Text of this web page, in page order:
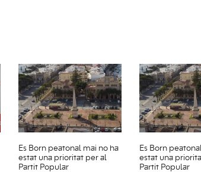
Es Born peatonal mai no ha
estat una prioritat per al
Partit Popular
Es Born
estat una
Partit Popular